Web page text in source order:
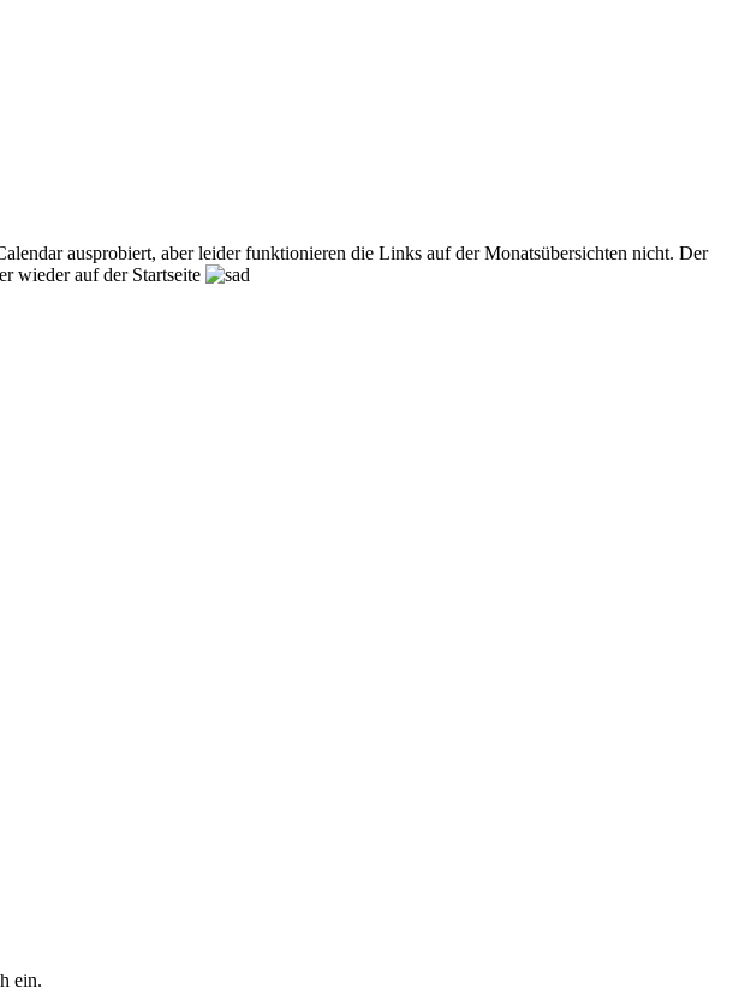
ausprobiert, aber leider funktionieren die Links auf der Monatsübersichten nicht. Der
wieder auf der Startseite
ein.